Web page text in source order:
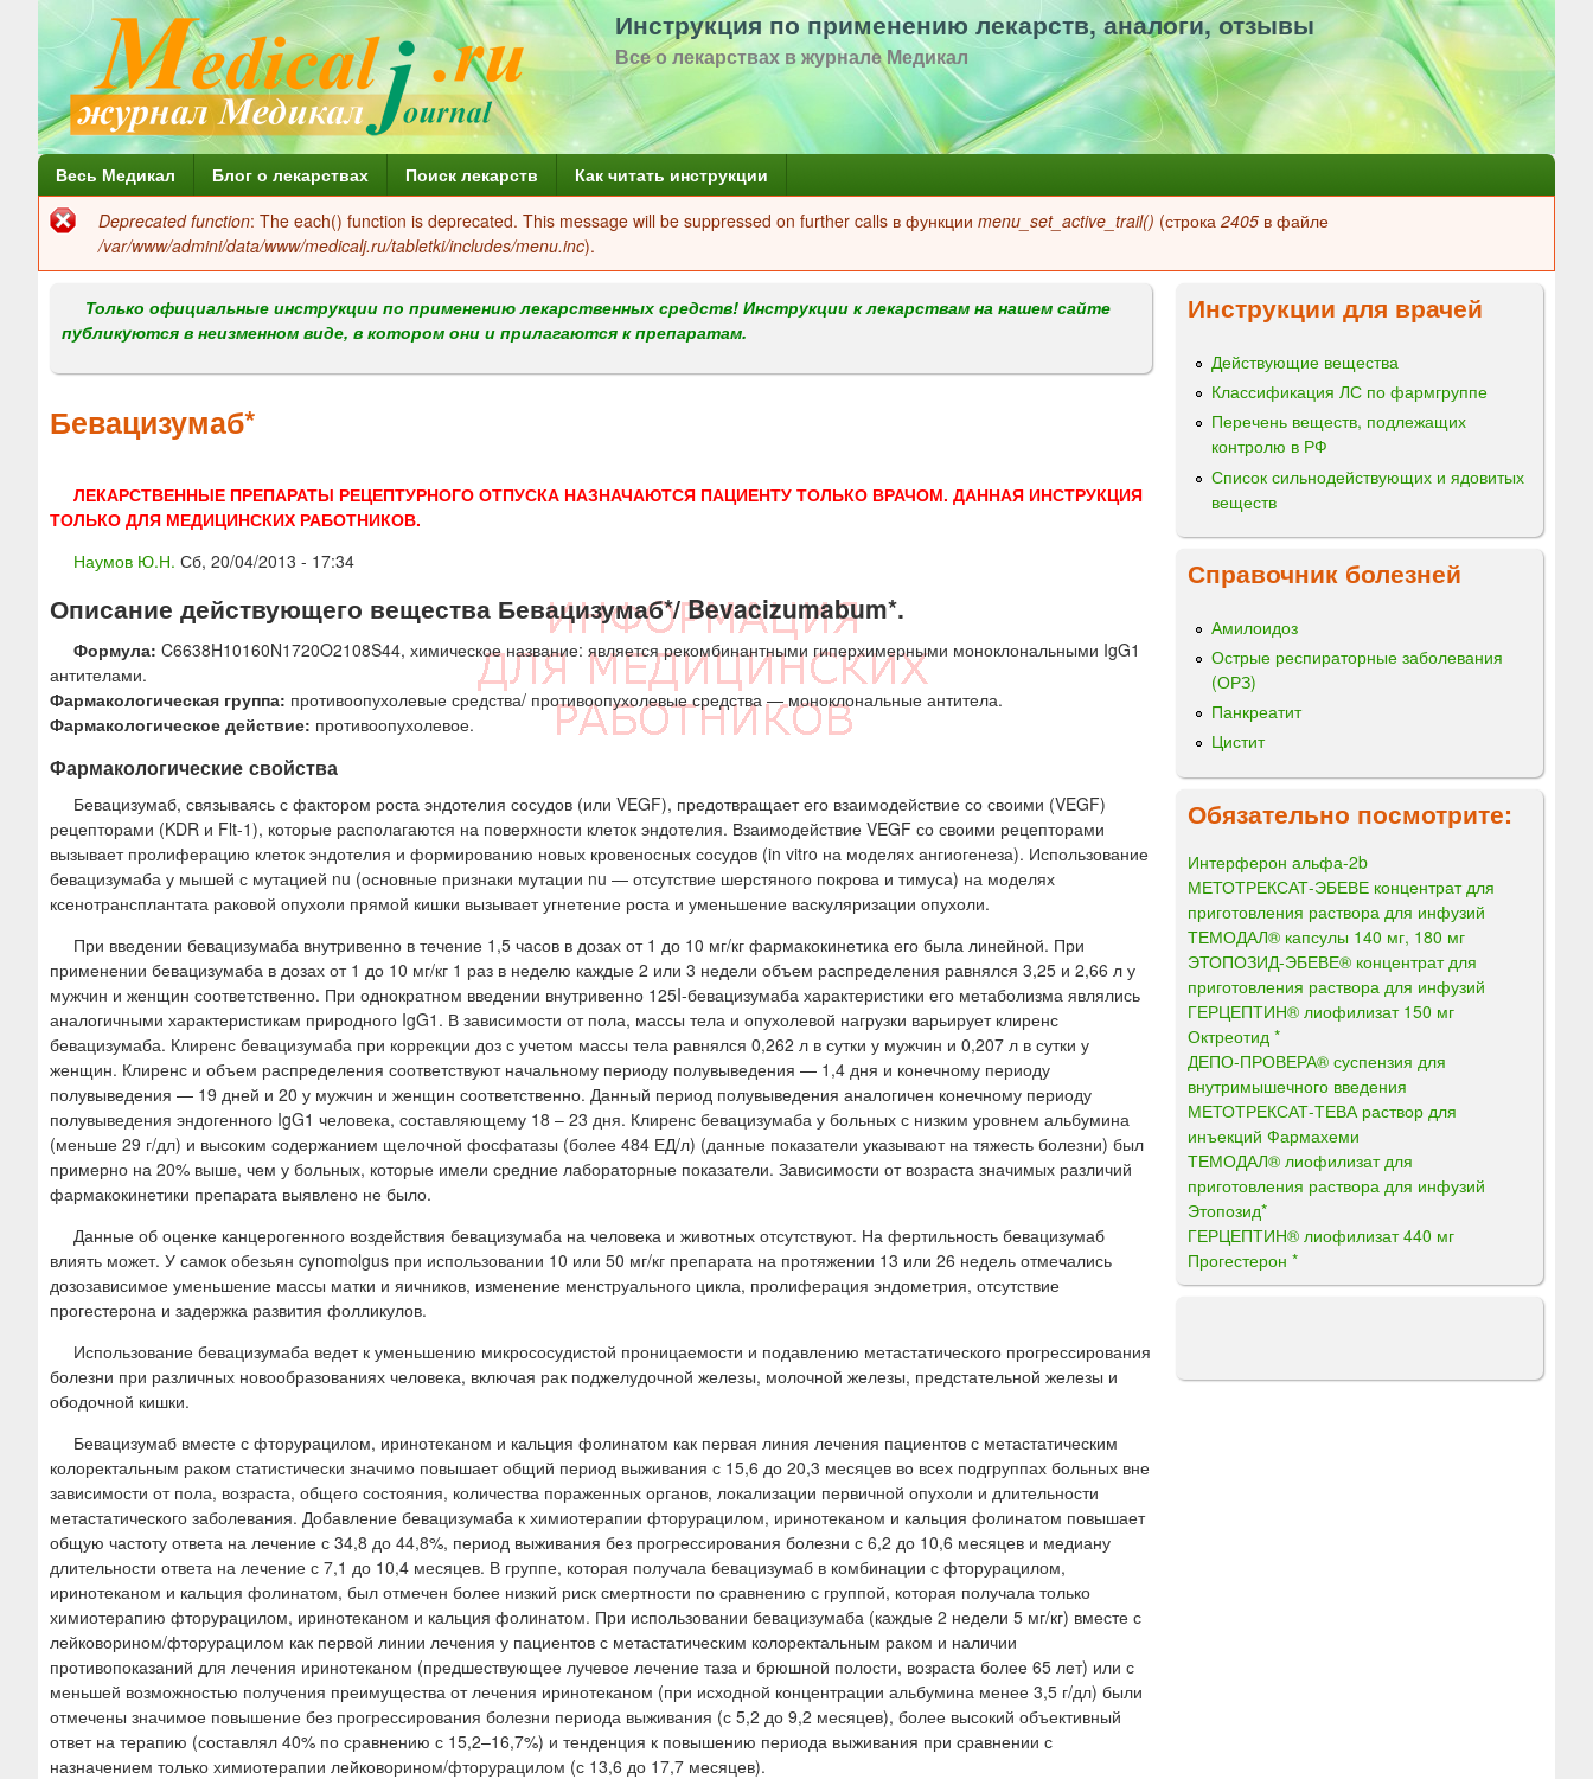
Перейти
к
содержанию
Инструкция по применению лекарств, аналоги, отзывы
Все о лекарствах в журнале Медикал
Г
л
н
м
н
Весь Медикал Блог о лекарствах Поиск лекарств Как читать инструкции
Сообщение
об
ошибке
Deprecated function: The each() function is deprecated. This message will be suppressed on further calls в функции menu_set_active_trail() (строка 2405 в файле
/var/www/admini/data/www/medicalj.ru/tabletki/includes/menu.inc).
Только официальные инструкции по применению лекарственных средств! Инструкции к лекарствам на нашем сайте
публикуются в неизменном виде, в котором они и прилагаются к препаратам.
Бевацизумаб*
ЛЕКАРСТВЕННЫЕ ПРЕПАРАТЫ РЕЦЕПТУРНОГО ОТПУСКА НАЗНАЧАЮТСЯ ПАЦИЕНТУ ТОЛЬКО ВРАЧОМ. ДАННАЯ ИНСТРУКЦИЯ
ТОЛЬКО ДЛЯ МЕДИЦИНСКИХ РАБОТНИКОВ.
Наумов Ю.Н. Сб, 20/04/2013 - 17:34
Описание действующего вещества Бевацизумаб*/ Bevacizumabum*.
Формула: C6638H10160N1720O2108S44, химическое название: является рекомбинантными гиперхимерными моноклональными IgG1
антителами.
Фармакологическая группа: противоопухолевые средства/ противоопухолевые средства — моноклональные антитела.
Фармакологическое действие: противоопухолевое.
Фармакологические свойства
Бевацизумаб, связываясь с фактором роста эндотелия сосудов (или VEGF), предотвращает его взаимодействие со своими (VEGF)
рецепторами (KDR и Flt-1), которые располагаются на поверхности клеток эндотелия. Взаимодействие VEGF со своими рецепторами
вызывает пролиферацию клеток эндотелия и формированию новых кровеносных сосудов (in vitro на моделях ангиогенеза). Использование
бевацизумаба у мышей с мутацией nu (основные признаки мутации nu — отсутствие шерстяного покрова и тимуса) на моделях
ксенотрансплантата раковой опухоли прямой кишки вызывает угнетение роста и уменьшение васкуляризации опухоли.
При введении бевацизумаба внутривенно в течение 1,5 часов в дозах от 1 до 10 мг/кг фармакокинетика его была линейной. При
применении бевацизумаба в дозах от 1 до 10 мг/кг 1 раз в неделю каждые 2 или 3 недели объем распределения равнялся 3,25 и 2,66 л у
мужчин и женщин соответственно. При однократном введении внутривенно 125I-бевацизумаба характеристики его метаболизма являлись
аналогичными характеристикам природного IgG1. В зависимости от пола, массы тела и опухолевой нагрузки варьирует клиренс
бевацизумаба. Клиренс бевацизумаба при коррекции доз с учетом массы тела равнялся 0,262 л в сутки у мужчин и 0,207 л в сутки у
женщин. Клиренс и объем распределения соответствуют начальному периоду полувыведения — 1,4 дня и конечному периоду
полувыведения — 19 дней и 20 у мужчин и женщин соответственно. Данный период полувыведения аналогичен конечному периоду
полувыведения эндогенного IgG1 человека, составляющему 18 – 23 дня. Клиренс бевацизумаба у больных с низким уровнем альбумина
(меньше 29 г/дл) и высоким содержанием щелочной фосфатазы (более 484 ЕД/л) (данные показатели указывают на тяжесть болезни) был
примерно на 20% выше, чем у больных, которые имели средние лабораторные показатели. Зависимости от возраста значимых различий
фармакокинетики препарата выявлено не было.
Данные об оценке канцерогенного воздействия бевацизумаба на человека и животных отсутствуют. На фертильность бевацизумаб
влиять может. У самок обезьян cynomolgus при использовании 10 или 50 мг/кг препарата на протяжении 13 или 26 недель отмечались
дозозависимое уменьшение массы матки и яичников, изменение менструального цикла, пролиферация эндометрия, отсутствие
прогестерона и задержка развития фолликулов.
Использование бевацизумаба ведет к уменьшению микрососудистой проницаемости и подавлению метастатического прогрессирования
болезни при различных новообразованиях человека, включая рак поджелудочной железы, молочной железы, предстательной железы и
ободочной кишки.
Бевацизумаб вместе с фторурацилом, иринотеканом и кальция фолинатом как первая линия лечения пациентов с метастатическим
колоректальным раком статистически значимо повышает общий период выживания с 15,6 до 20,3 месяцев во всех подгруппах больных вне
зависимости от пола, возраста, общего состояния, количества пораженных органов, локализации первичной опухоли и длительности
метастатического заболевания. Добавление бевацизумаба к химиотерапии фторурацилом, иринотеканом и кальция фолинатом повышает
общую частоту ответа на лечение с 34,8 до 44,8%, период выживания без прогрессирования болезни с 6,2 до 10,6 месяцев и медиану
длительности ответа на лечение с 7,1 до 10,4 месяцев. В группе, которая получала бевацизумаб в комбинации с фторурацилом,
иринотеканом и кальция фолинатом, был отмечен более низкий риск смертности по сравнению с группой, которая получала только
химиотерапию фторурацилом, иринотеканом и кальция фолинатом. При использовании бевацизумаба (каждые 2 недели 5 мг/кг) вместе с
лейковорином/фторурацилом как первой линии лечения у пациентов с метастатическим колоректальным раком и наличии
противопоказаний для лечения иринотеканом (предшествующее лучевое лечение таза и брюшной полости, возраста более 65 лет) или с
меньшей возможностью получения преимущества от лечения иринотеканом (при исходной концентрации альбумина менее 3,5 г/дл) были
отмечены значимое повышение без прогрессирования болезни периода выживания (с 5,2 до 9,2 месяцев), более высокий объективный
ответ на терапию (составлял 40% по сравнению с 15,2–16,7%) и тенденция к повышению периода выживания при сравнении с
назначением только химиотерапии лейковорином/фторурацилом (с 13,6 до 17,7 месяцев).
Инструкции для врачей
Действующие вещества
Классификация ЛС по фармгруппе
Перечень веществ, подлежащих
контролю в РФ
Список сильнодействующих и ядовитых
веществ
Справочник болезней
Амилоидоз
Острые респираторные заболевания
(ОРЗ)
Панкреатит
Цистит
Обязательно посмотрите:
Интерферон альфа-2b
МЕТОТРЕКСАТ-ЭБЕВЕ концентрат для
приготовления раствора для инфузий
ТЕМОДАЛ® капсулы 140 мг, 180 мг
ЭТОПОЗИД-ЭБЕВЕ® концентрат для
приготовления раствора для инфузий
ГЕРЦЕПТИН® лиофилизат 150 мг
Октреотид *
ДЕПО-ПРОВЕРА® суспензия для
внутримышечного введения
МЕТОТРЕКСАТ-ТЕВА раствор для
инъекций Фармахеми
ТЕМОДАЛ® лиофилизат для
приготовления раствора для инфузий
Этопозид*
ГЕРЦЕПТИН® лиофилизат 440 мг
Прогестерон *